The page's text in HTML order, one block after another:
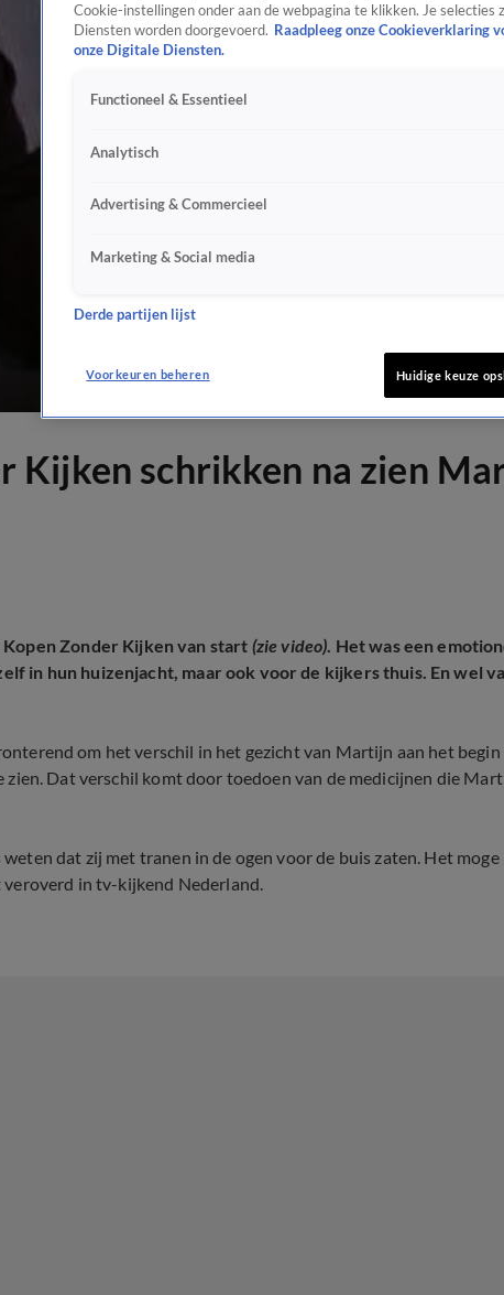
Kijken schrikken na zien
Zonder Kijken van start (zie video). Het was een
in hun huizenjacht, maar ook voor de kijkers thuis. En wel
om het verschil in het gezicht van Martijn aan het begin
zien. Dat verschil komt door toedoen van de medicijnen die
dat zij met tranen in de ogen voor de buis zaten. Het moge
in tv-kijkend Nederland.
Cookie-instellingen onder aan de webpagina te klikken. Je selecties
Diensten worden doorgevoerd. Raadpleeg onze Cookieverklaring
onze Digitale Diensten.
Functioneel & Essentieel
Analytisch
Advertising & Commercieel
Marketing & Social media
Derde partijen lijst
Voorkeuren beheren Huidige keuze